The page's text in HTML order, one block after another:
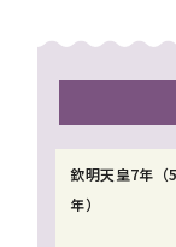
欽明天皇7年（
年）